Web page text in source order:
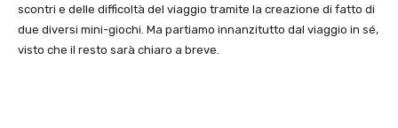
scontri e delle difficoltà del viaggio tramite la creazione di fatto di
due diversi mini-giochi. Ma partiamo innanzitutto dal viaggio in sé,
visto che il resto sarà chiaro a breve.